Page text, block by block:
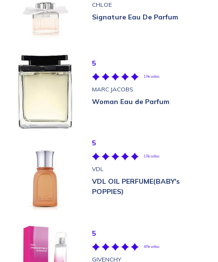
CHLOE
Signature Eau De Parfum
5
1 Reseñas
MARC JACOBS
Woman Eau de Parfum
5
1 Reseñas
VDL
VDL OIL PERFUME(BABY's
POPPIES)
5
4 Reseñas
GIVENCHY